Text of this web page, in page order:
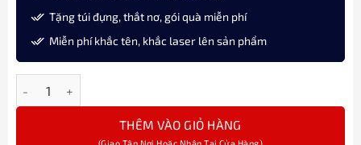
Tặng túi đựng, thắt nơ, gói quà miễn phí
Miễn phí khắc tên, khắc laser lên sản phẩm
THÊM VÀO GIỎ HÀNG